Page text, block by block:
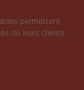
permettent
de leurs clients